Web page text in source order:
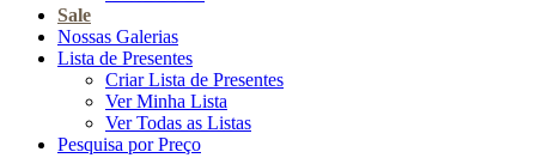
Sale
Nossas Galerias
Lista de Presentes
Criar Lista de Presentes
Ver Minha Lista
Ver Todas as Listas
Pesquisa por Preço